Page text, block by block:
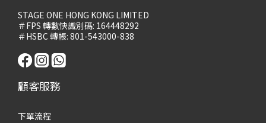
STAGE ONE HONG KONG LIMITED
＃FPS 轉數快識別碼: 164448292
＃HSBC 轉帳: 801-543000-838
顧客服務
下單流程